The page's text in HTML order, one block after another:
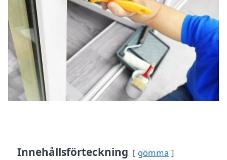
Innehållsförteckning gömma